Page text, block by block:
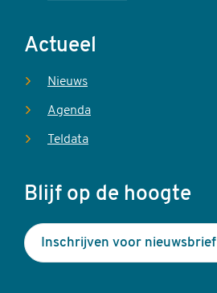
Actueel
Nieuws
Agenda
Teldata
Blijf op de hoogte
Inschrijven voor nieuwsbrief